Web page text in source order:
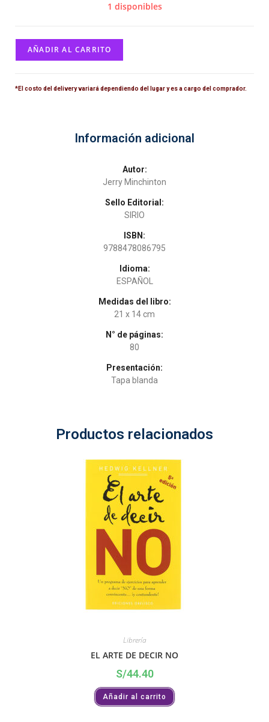
1 disponibles
AÑADIR AL CARRITO
*El costo del delivery variará dependiendo del lugar y es a cargo del comprador.
Información adicional
Autor:
Jerry Minchinton
Sello Editorial:
SIRIO
ISBN:
9788478086795
Idioma:
ESPAÑOL
Medidas del libro:
21 x 14 cm
N° de páginas:
80
Presentación:
Tapa blanda
Productos relacionados
Librería
EL ARTE DE DECIR NO
S/44.40
Añadir al carrito